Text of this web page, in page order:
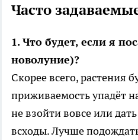
Часто
1. Что будет, если я
новолуние)?
Скорее всего, растения
приживаемость упадёт
не взойти вовсе или
всходы. Лучше